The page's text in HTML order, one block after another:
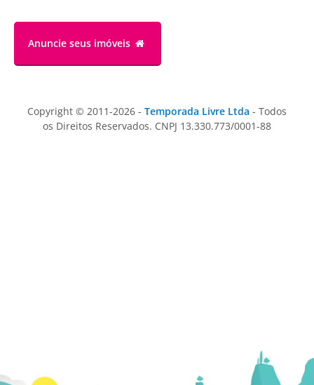
Anuncie seus imóveis
Copyright © 2011-2026 - Temporada Livre Ltda - Todos
os Direitos Reservados. CNPJ 13.330.773/0001-88